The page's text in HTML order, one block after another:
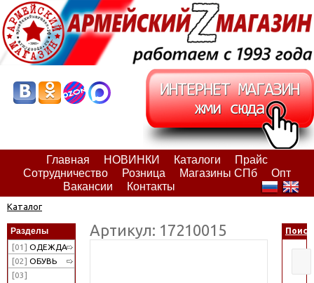
Главная НОВИНКИ Каталоги
Прайс
Сотрудничество
Розница Магазины СПб
Опт
Вакансии
Контакты
Каталог
Разделы
[01] ОДЕЖДА
[02] ОБУВЬ
[03]
Артикул: 17210015 Поиск